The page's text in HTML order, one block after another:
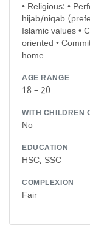
• Religious: •
hijab/niqab
Islamic values •
oriented •
home
AGE RANGE
18 – 20
WITH CHILDREN
No
EDUCATION
HSC, SSC
COMPLEXION
Fair